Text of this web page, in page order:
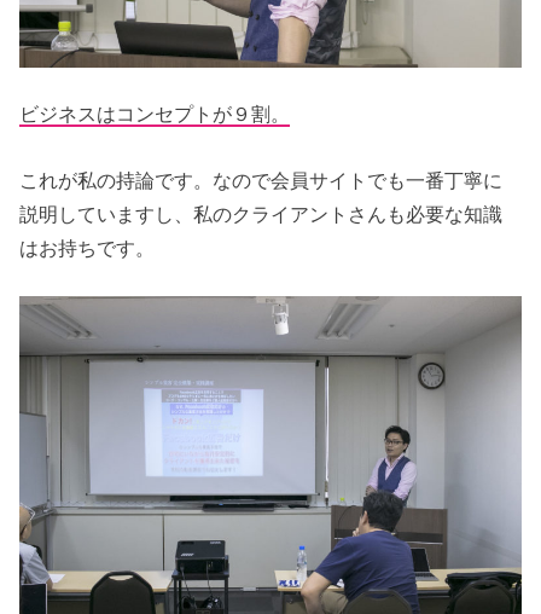
ビジネスはコンセプトが９割。
これが私の持論です。なので会員サイトでも一番丁寧に
説明していますし、私のクライアントさんも必要な知識
はお持ちです。